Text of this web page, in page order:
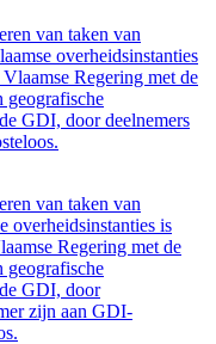
van taken van
overheidsinstanties
Regering met de
geografische
GDI, door deelnemers
van taken van
overheidsinstanties is
Regering met de
geografische
GDI, door
zijn aan GDI-